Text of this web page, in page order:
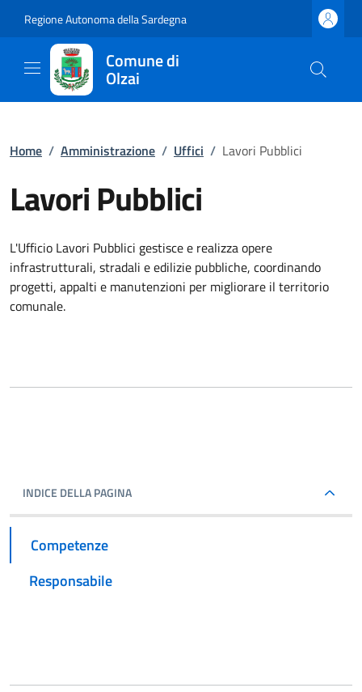
Regione Autonoma della Sardegna
Comune di
Olzai
Home / Amministrazione / Uffici / Lavori Pubblici
Lavori Pubblici
L'Ufficio Lavori Pubblici gestisce e realizza opere
infrastrutturali, stradali e edilizie pubbliche, coordinando
progetti, appalti e manutenzioni per migliorare il territorio
comunale.
INDICE DELLA PAGINA
Competenze
Responsabile